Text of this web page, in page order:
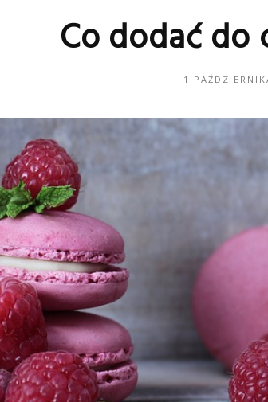
Co dodać do
1